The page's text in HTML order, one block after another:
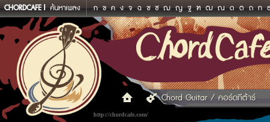
CHORDCAFE ค้นหาเพลง ก ข ค ง จ ฉ ช ซ ฌ ญ ฐ ฑ ฒ ณ ด ต ถ ท
http://chordcafe.com/
Chord Guitar / คอร์ดกีต้าร์